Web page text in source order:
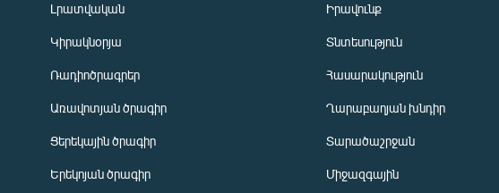
Լրատվական
Կիրակնօրյա
Ռադիոծրագրեր
Առավոտյան ծրագիր
Ցերեկային ծրագիր
Երեկոյան ծրագիր
Իրավունք
Տնտեսություն
Հասարակություն
Ղարաբաղյան խնդիր
Տարածաշրջան
Միջազգային